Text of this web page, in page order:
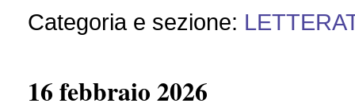
Categoria e sezione:
16 febbraio 2026